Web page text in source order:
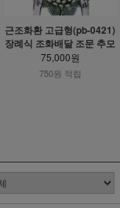
근조화환 고급형(pb-0421)
장례식 조화배달 조문 추모
75,000원
750원 적립